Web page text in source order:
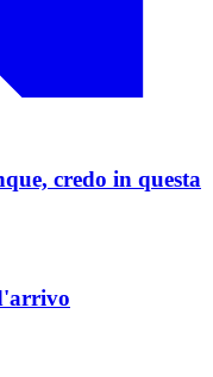
credo in questa